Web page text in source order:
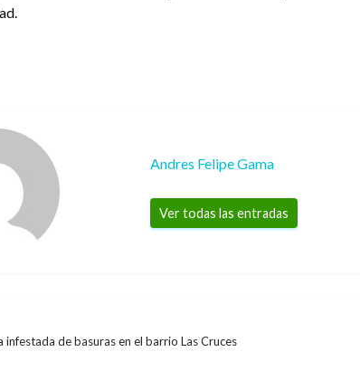
Andres Felipe Gama
Ver todas las entradas
infestada de basuras en el barrio Las Cruces